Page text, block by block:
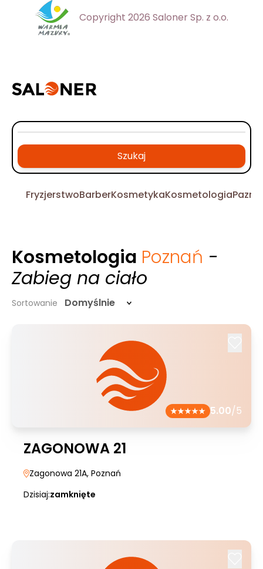
Copyright 2026 Saloner Sp. z o.o.
Szukaj
FryzjerstwoBarberKosmetykaKosmetologia
Kosmetologia Poznań -
Zabieg na ciało
Sortowanie Domyślnie
5.00/5
ZAGONOWA 21
Zagonowa 21A, Poznań
Dzisiaj:zamknięte